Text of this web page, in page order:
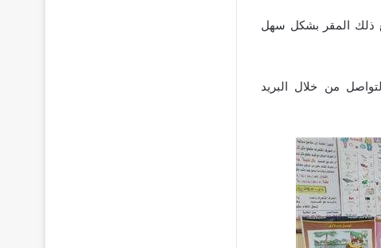
ذلك المقر بشكل سهل
مع رقم الفاكس الخاص بالمؤسسة التالي 0223424667 أو التواصل من خلال البريد